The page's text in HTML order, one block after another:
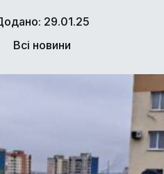
29.01.25
Всі новини